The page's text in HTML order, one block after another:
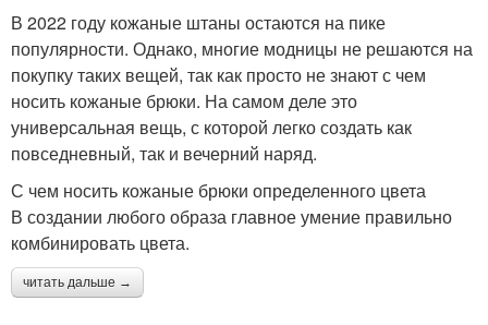
В 2022 году кожаные штаны остаются на пике
популярности. Однако, многие модницы не решаются на
покупку таких вещей, так как просто не знают с чем
носить кожаные брюки. На самом деле это
универсальная вещь, с которой легко создать как
повседневный, так и вечерний наряд.
С чем носить кожаные брюки определенного цвета
В создании любого образа главное умение правильно
комбинировать цвета.
читать дальше →